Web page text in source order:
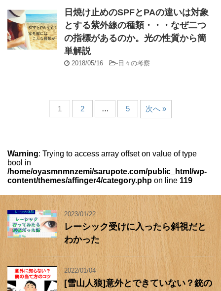
日焼け止めのSPFとPAの違いは対象
とする紫外線の種類・・・なぜ二つ
の指標があるのか。光の性質から簡
単解説
2018/05/16 - 日々の考察
1 2 … 5 次へ »
Warning: Trying to access array offset on value of type
bool in
/home/oyasmnmnzemi/sarupote.com/public_html/wp-
content/themes/affinger4/category.php on line 119
2023/01/22
レーシック受けに入ったら斜視だと
わかった
2022/01/04
[雪山人狼]意外とできていない？銃の